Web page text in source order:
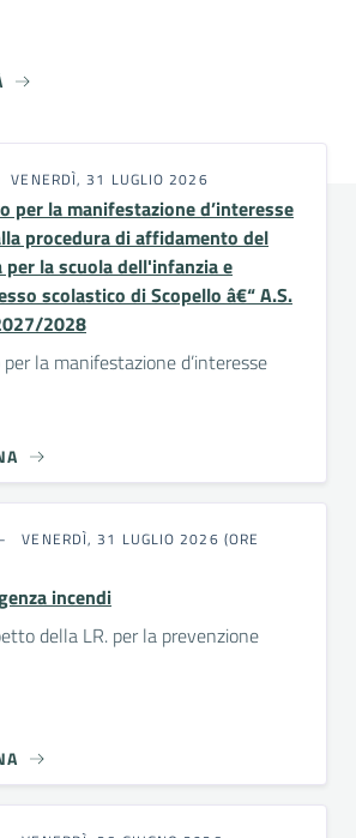
VENERDÌ, 31 LUGLIO 2026
per la manifestazione d’interesse
procedura di affidamento del
per la scuola dell'infanzia e
scolastico di Scopello â€“ A.S.
2028
la manifestazione d’interesse
VENERDÌ, 31 LUGLIO 2026 (ORE
incendi
della LR. per la prevenzione